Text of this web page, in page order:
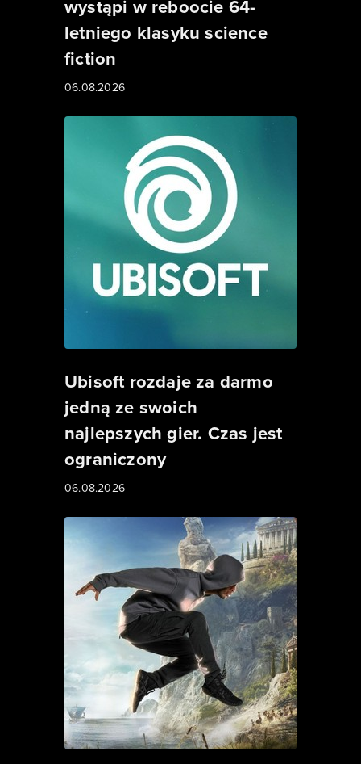
wystąpi w reboocie 64-
letniego klasyku science
fiction
06.08.2026
Ubisoft rozdaje za darmo
jedną ze swoich
najlepszych gier. Czas jest
ograniczony
06.08.2026